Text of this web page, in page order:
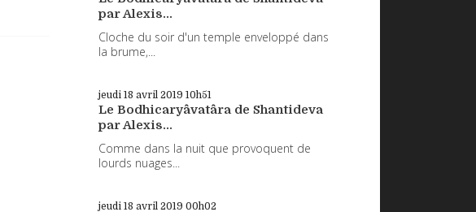
par Alexis...
Cloche du soir d'un temple enveloppé dans
la brume,...
jeudi 18 avril 2019 10h51
Le Bodhicaryâvatâra de Shantideva
par Alexis...
Comme dans la nuit que provoquent de
lourds nuages...
jeudi 18 avril 2019 00h02